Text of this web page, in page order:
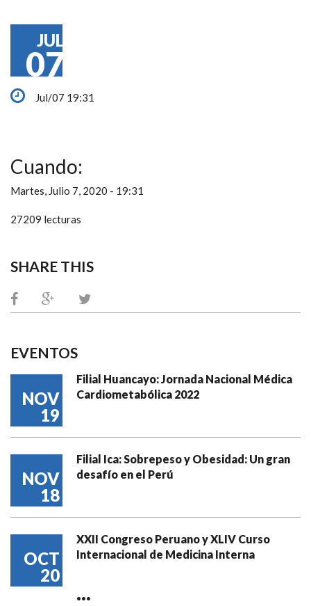
JUL
07
Jul/07 19:31
Cuando:
Martes, Julio 7, 2020 - 19:31
27209 lecturas
SHARE THIS
EVENTOS
NOV
19
Filial Huancayo: Jornada Nacional Médica
Cardiometabólica 2022
NOV
18
Filial Ica: Sobrepeso y Obesidad: Un gran
desafío en el Perú
OCT
20
XXII Congreso Peruano y XLIV Curso
Internacional de Medicina Interna
...